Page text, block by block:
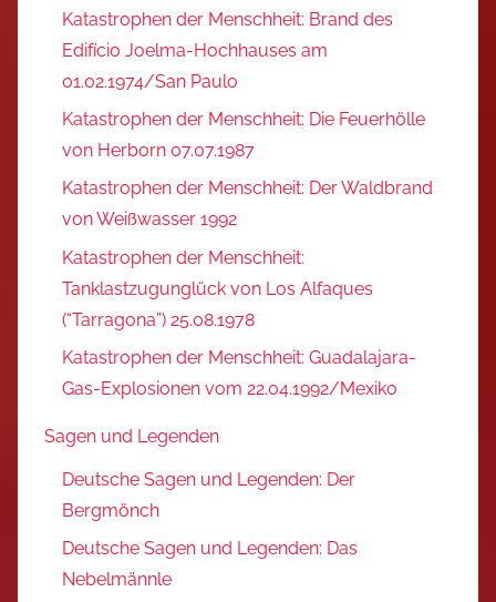
Katastrophen der Menschheit: Brand des
Edifício Joelma-Hochhauses am
01.02.1974/San Paulo
Katastrophen der Menschheit: Die Feuerhölle
von Herborn 07.07.1987
Katastrophen der Menschheit: Der Waldbrand
von Weißwasser 1992
Katastrophen der Menschheit:
Tanklastzugunglück von Los Alfaques
(“Tarragona”) 25.08.1978
Katastrophen der Menschheit: Guadalajara-
Gas-Explosionen vom 22.04.1992/Mexiko
Sagen und Legenden
Deutsche Sagen und Legenden: Der
Bergmönch
Deutsche Sagen und Legenden: Das
Nebelmännle